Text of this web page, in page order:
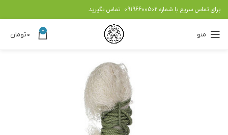
برای تماس سریع با شماره 09196600502 تماس بگیرید
منو 0 ۰تومان